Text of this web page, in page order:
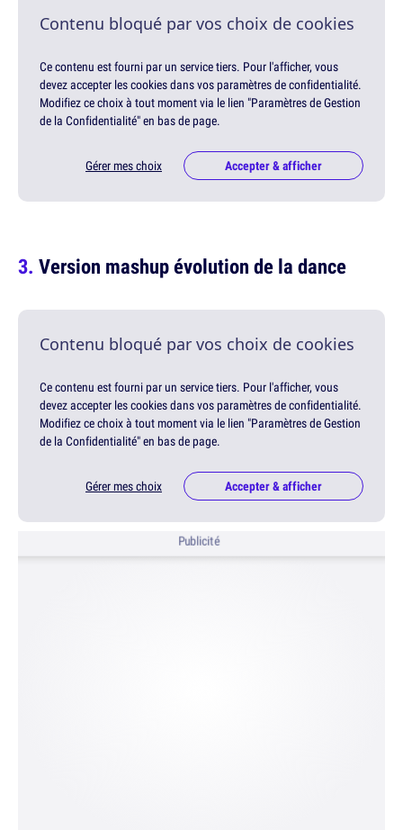
Contenu bloqué par vos choix de cookies
Ce contenu est fourni par un service tiers. Pour l'afficher, vous
devez accepter les cookies dans vos paramètres de confidentialité.
Modifiez ce choix à tout moment via le lien "Paramètres de Gestion
de la Confidentialité" en bas de page.
Gérer mes choix Accepter & afficher
Version mashup évolution de la dance
Contenu bloqué par vos choix de cookies
Ce contenu est fourni par un service tiers. Pour l'afficher, vous
devez accepter les cookies dans vos paramètres de confidentialité.
Modifiez ce choix à tout moment via le lien "Paramètres de Gestion
de la Confidentialité" en bas de page.
Gérer mes choix Accepter & afficher
Publicité